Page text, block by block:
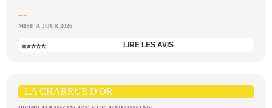
...
MISE À JOUR 2026
⭐⭐⭐⭐⭐ LIRE LES AVIS
LA CHARRUE D'OR